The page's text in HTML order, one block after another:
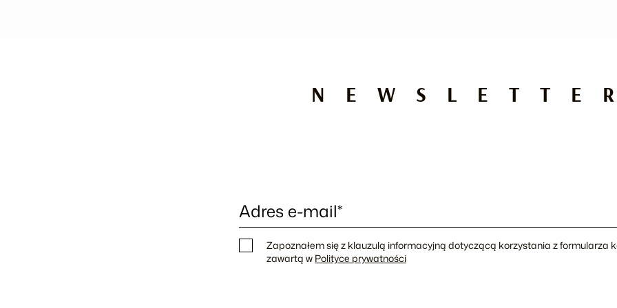
Adres e-mail*
Zapoznałem się z klauzulą informacyjną dotyczącą korzystania z formularza
zawartą w Polityce prywatności